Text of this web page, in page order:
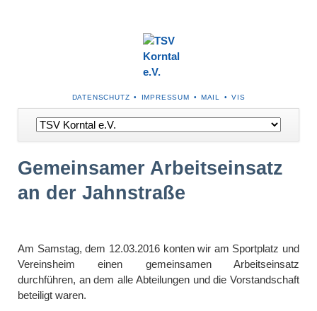
NAVIGATION
ÜBERSPRINGEN
DATENSCHUTZ IMPRESSUM MAIL VIS
Navigation
überspringen
Gemeinsamer Arbeitseinsatz
an der Jahnstraße
Am Samstag, dem 12.03.2016 konten wir am Sportplatz und
Vereinsheim einen gemeinsamen Arbeitseinsatz
durchführen, an dem alle Abteilungen und die Vorstandschaft
beteiligt waren.